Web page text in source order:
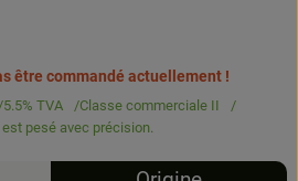
être commandé actuellement !
5.5% TVA
Classe commerciale II
pesé avec précision.